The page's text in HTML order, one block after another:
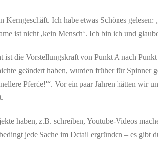
Kerngeschäft. Ich habe etwas Schönes
ist nicht ‚kein Mensch‘. Ich bin ich und
ist die Vorstellungskraft von Punkt A nach
geändert haben, wurden früher für
Pferde!'“. Vor ein paar Jahren hätten
haben, z.B. schreiben, Youtube-Videos
jede Sache im Detail ergründen – es gibt